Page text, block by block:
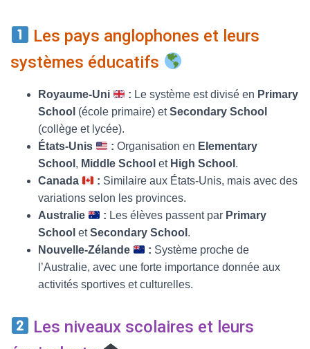
Les pays anglophones et leurs
systèmes éducatifs
Royaume-Uni : Le système est divisé en Primary
School (école primaire) etSecondary School
(collège et lycée).
États-Unis
: Organisation en Elementary
School , Middle School et High School .
Canada
: Similaire aux États-Unis, mais avec des
variations selon les provinces.
Australie
: Les élèves passent par Primary
School etSecondary School .
Nouvelle-Zélande
: Système proche de
l’Australie, avec une forte importance donnée aux
activités sportives et culturelles.
Les niveaux scolaires et leurs